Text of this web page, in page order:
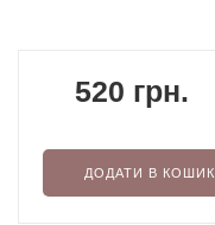
520 грн.
ДОДАТИ В КОШИК